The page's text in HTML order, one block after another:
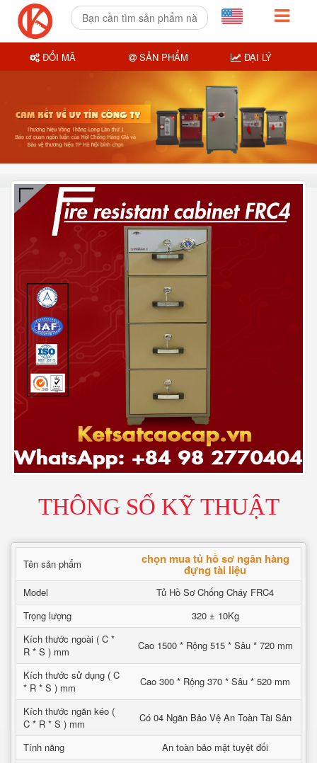
THÔNG SỐ KỸ THUẬT
Tên sản phẩm chọn mua tủ hồ sơ ngân hàng
đựng tài liệu
Model
Tủ Hồ Sơ Chống Cháy FRC4
Trọng lượng
320 ± 10Kg
Kích thước ngoài ( C *
R * S ) mm
Cao 1500 * Rộng 515 * Sâu * 720 mm
Kích thước sử dụng ( C
* R * S ) mm
Cao 300 * Rộng 370 * Sâu * 520 mm
Kích thước ngăn kéo (
C * R * S ) mm
Có 04 Ngăn Bảo Vệ An Toàn Tài Sản
Tính năng
An toàn bảo mật tuyệt đối
ĐỔI MÃ SẢN PHẨM ĐẠI LÝ